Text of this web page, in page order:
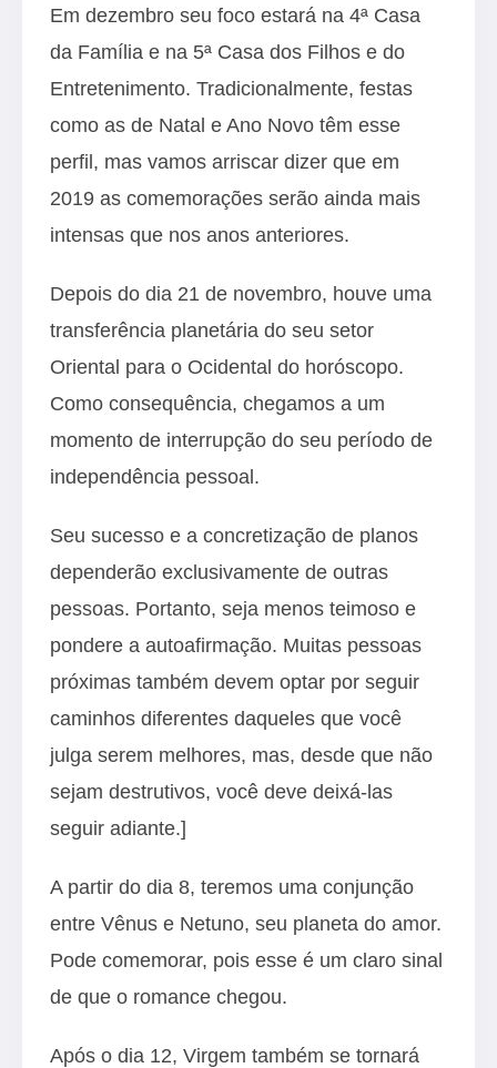
Em dezembro seu foco estará na 4ª Casa
da Família e na 5ª Casa dos Filhos e do
Entretenimento. Tradicionalmente, festas
como as de Natal e Ano Novo têm esse
perfil, mas vamos arriscar dizer que em
2019 as comemorações serão ainda mais
intensas que nos anos anteriores.
Depois do dia 21 de novembro, houve uma
transferência planetária do seu setor
Oriental para o Ocidental do horóscopo.
Como consequência, chegamos a um
momento de interrupção do seu período de
independência pessoal.
Seu sucesso e a concretização de planos
dependerão exclusivamente de outras
pessoas. Portanto, seja menos teimoso e
pondere a autoafirmação. Muitas pessoas
próximas também devem optar por seguir
caminhos diferentes daqueles que você
julga serem melhores, mas, desde que não
sejam destrutivos, você deve deixá-las
seguir adiante.]
A partir do dia 8, teremos uma conjunção
entre Vênus e Netuno, seu planeta do amor.
Pode comemorar, pois esse é um claro sinal
de que o romance chegou.
Após o dia 12, Virgem também se tornará